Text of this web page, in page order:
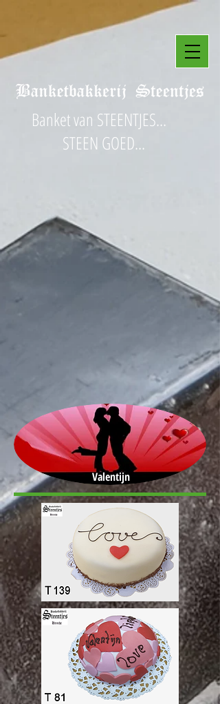
Banket van STEENTJES...
STEEN GOED...
Valentijn